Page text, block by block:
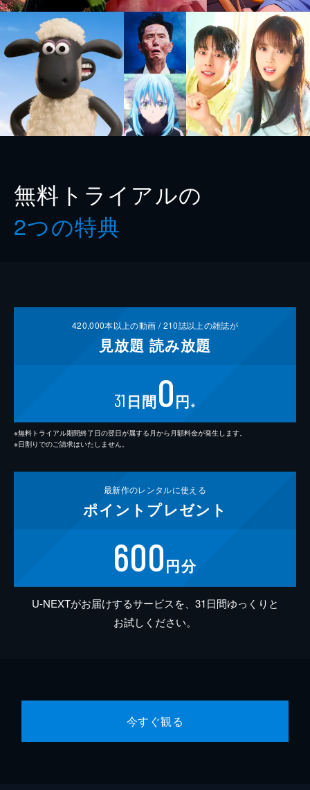
無料トライアルの
2つの特典
420,000本以上の動画 /210誌以上の雑誌が
見放題 読み放題
31 日間0円 ※
※無料トライアル期間終了日の翌日が属する月から月額料金が発生します。
※日割りでのご請求はいたしません。
最新作のレンタルに使える
ポイント プレゼント
600円分
U-NEXTがお届けするサービスを、31日間ゆっくりと
お試しください。
今すぐ観る